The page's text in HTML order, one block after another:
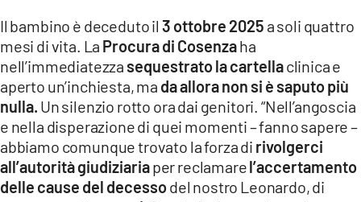
Il bambino è deceduto il 3 ottobre 2025 a soli quattro
mesi di vita. La Procura di Cosenzaha
nell’immediatezza sequestrato la cartellaclinica e
aperto un’inchiesta, ma da allora non si è saputo più
nulla. Un silenzio rotto ora dai genitori. “Nell’angoscia
e nella disperazione di quei momenti – fanno sapere –
abbiamo comunque trovato la forza di rivolgerci
all’autorità giudiziariaper reclamarel’accertamento
delle cause del decessodel nostro Leonardo, di